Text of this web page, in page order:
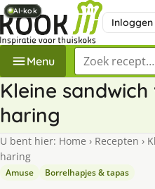
Inloggen
Menu Zoek een recept
Kleine
haring
U bent hier: Home › Recepten ›
haring
Amuse Borrelhapjes & tapas
AI-kok
AI-kok
AI-kok
AI-kok
AI-kok